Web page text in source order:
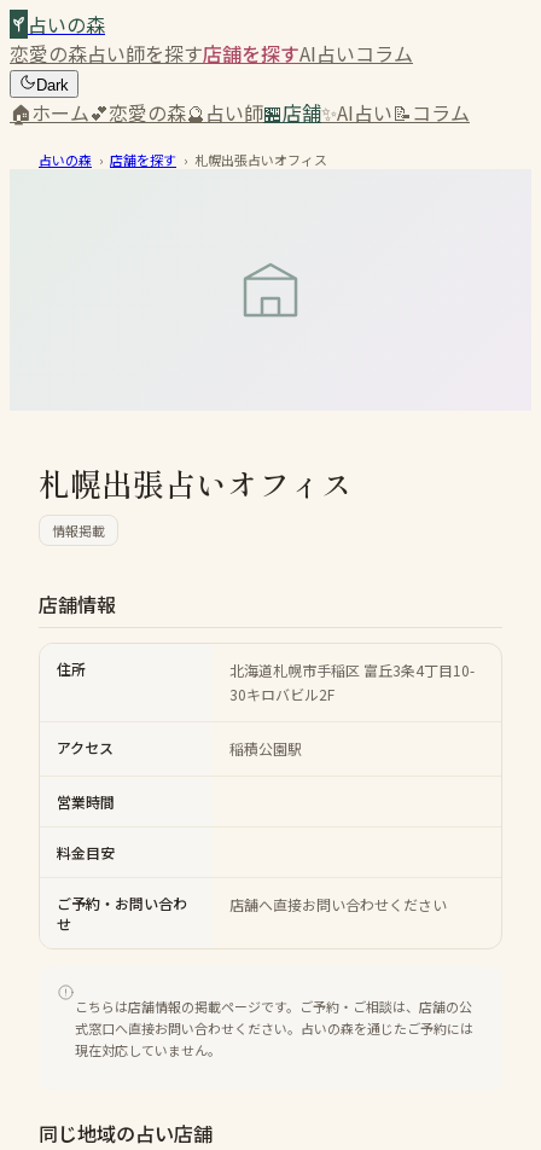
占いの森
恋愛の森占い師を探す店舗を探すAI占いコラム
Dark
🏠ホーム💕恋愛の森🔮占い師🏪店舗✨AI占い📝コラム
占いの森 › 店舗を探す › 札幌出張占いオフィス
札幌出張占いオフィス
情報掲載
店舗情報
住所
北海道札幌市手稲区 富丘3条4丁目10-
30キロバビル2F
アクセス 稲積公園駅
営業時間
料金目安
ご予約・お問い合わ
せ
店舗へ直接お問い合わせください
こちらは店舗情報の掲載ページです。ご予約・ご相談は、店舗の公
式窓口へ直接お問い合わせください。占いの森を通じたご予約には
現在対応していません。
同じ地域の占い店舗